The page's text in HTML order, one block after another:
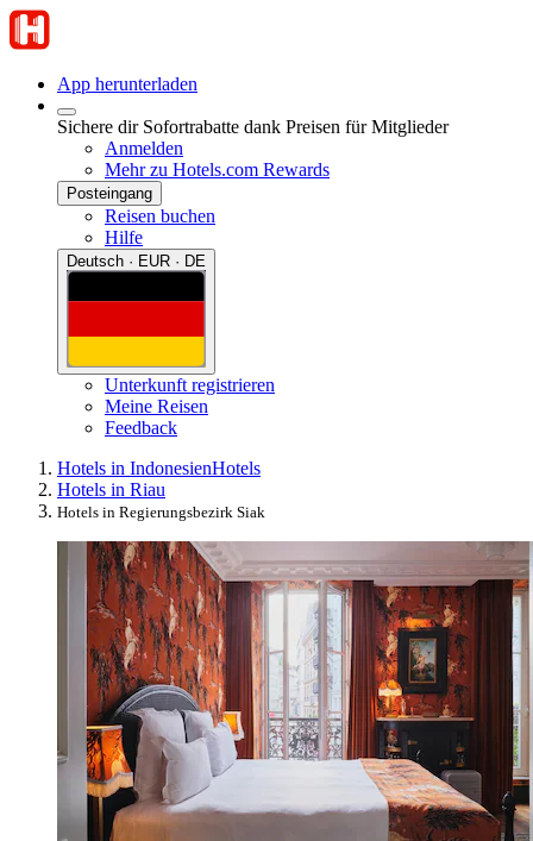
App herunterladen
Sichere dir Sofortrabatte dank Preisen für Mitglieder
Anmelden
Mehr zu Hotels.com Rewards
Posteingang
Reisen buchen
Hilfe
Deutsch · EUR · DE
Unterkunft registrieren
Meine Reisen
Feedback
Hotels in IndonesienHotels
Hotels in Riau
Hotels in Regierungsbezirk Siak